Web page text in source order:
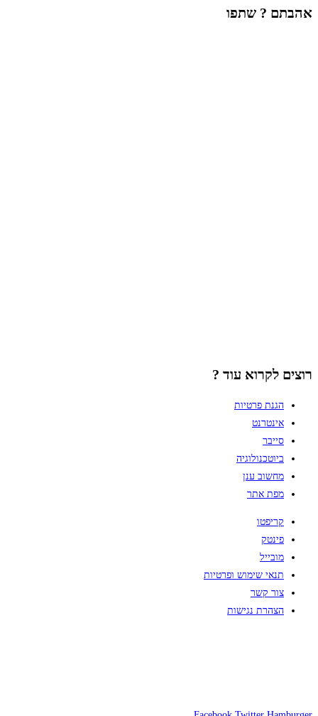
אהבתם ? שתפו
רוצים לקרוא עוד ?
הגנת פרטיות
אינטרנט
סייבר
ביוטכנולוגיה
מחשוב ענן
מפת אתר
קריפטו
פינטק
מובייל
תנאי שימוש ופרטיות
צור קשר
הצהרת נגישות